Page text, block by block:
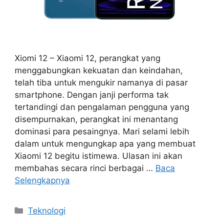
Xiomi 12 – Xiaomi 12, perangkat yang
menggabungkan kekuatan dan keindahan,
telah tiba untuk mengukir namanya di pasar
smartphone. Dengan janji performa tak
tertandingi dan pengalaman pengguna yang
disempurnakan, perangkat ini menantang
dominasi para pesaingnya. Mari selami lebih
dalam untuk mengungkap apa yang membuat
Xiaomi 12 begitu istimewa. Ulasan ini akan
membahas secara rinci berbagai … Baca
Selengkapnya
Kategori
Teknologi